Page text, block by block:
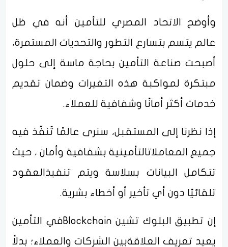
وأوضح الاتحاد المصري للتأمين أنه في ظل
عالم يتسم بتسارع التطور والتحديات المستمرة،
أصبحت صناعة التأمين بحاجة ماسة إلى حلول
مبتكرة لمواكبة هذه التغيرات وضمان تقديم
خدمات أكثر أمانًا وشفافية للعملاء.
إذا نظرنا إلى المستقبل، سنرى عالمًا تُنفّذ فيه
جميع المعاملاتالتأمينية بشفافية وأمان ، حيث
تتكامل البيانات بسلاسة ويتم تنفيذالعقود
تلقائيًا دون أي تأخير أو أخطاء بشرية.
إن تطبيق البلوك تشين Blockchainفي التأمين
يعيد تعريف العلاقةبين الشركات والعملاء؛ بدلاً